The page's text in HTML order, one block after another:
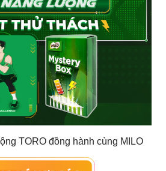
TORO đồng hành cùng MILO